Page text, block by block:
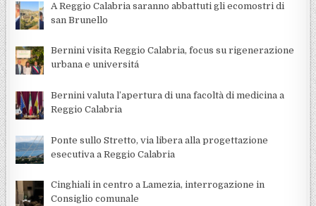
A Reggio Calabria saranno abbattuti gli ecomostri di
san Brunello
Bernini visita Reggio Calabria, focus su rigenerazione
urbana e universitá
Bernini valuta l’apertura di una facoltà di medicina a
Reggio Calabria
Ponte sullo Stretto, via libera alla progettazione
esecutiva a Reggio Calabria
Cinghiali in centro a Lamezia, interrogazione in
Consiglio comunale